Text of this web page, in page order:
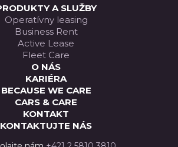
A SLUŽBY
Operatívny leasing
Business Rent
Active Lease
Fleet Care
O NÁS
KARIÉRA
BECAUSE WE CARE
CARS & CARE
KONTAKT
KONTAKTUJTE NÁS